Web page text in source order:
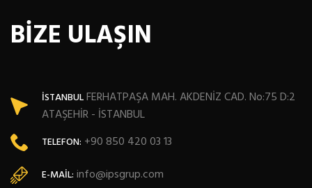
BİZE ULAŞIN
İSTANBULFERHATPAŞA MAH. AKDENİZ CAD. No:75 D:2
ATAŞEHİR - İSTANBUL
TELEFON: +90 850 420 03 13
E-MAIL: info@ipsgrup.com